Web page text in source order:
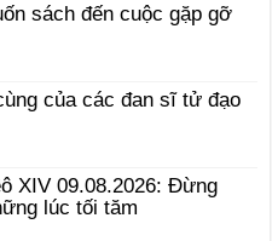
sách đến cuộc gặp gỡ
của các đan sĩ tử đạo
XIV 09.08.2026: Đừng
lúc tối tăm